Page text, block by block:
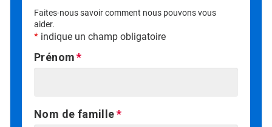
Faites-nous savoir comment nous pouvons vous
aider.
* indique un champ obligatoire
Prénom
Nom de famille